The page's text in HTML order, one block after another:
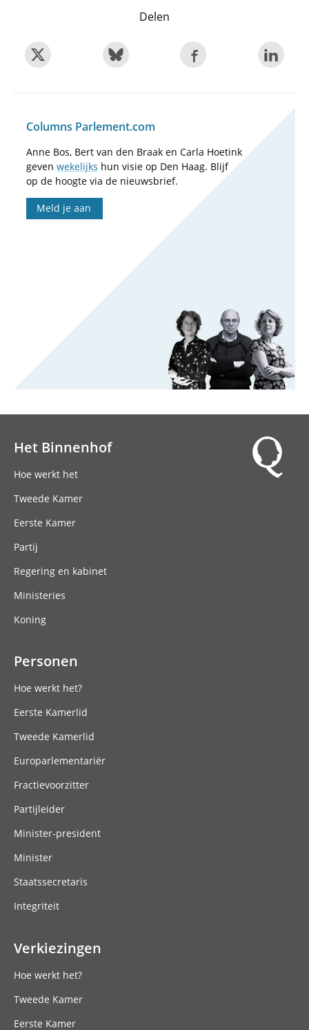
Delen
Columns Parlement.com
Anne Bos, Bert van den Braak en Carla Hoetink
geven wekelijks hun visie op Den Haag. Blijf
op de hoogte via de nieuwsbrief.
Meld je aan
Het Binnenhof
Hoe werkt het
Tweede Kamer
Eerste Kamer
Partij
Regering en kabinet
Ministeries
Koning
Personen
Hoe werkt het?
Eerste Kamerlid
Tweede Kamerlid
Europarlementariër
Fractievoorzitter
Partijleider
Minister-president
Minister
Staatssecretaris
Integriteit
Verkiezingen
Hoe werkt het?
Tweede Kamer
Eerste Kamer